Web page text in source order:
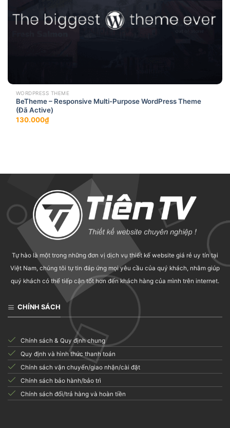
WORDPRESS THEME
BeTheme – Responsive Multi-Purpose WordPress Theme
(Đã Active)
130.000₫
Tự hào là một trong những đơn vị dịch vụ thiết kế website giá rẻ uy tín tại
Việt Nam, chúng tôi tự tin đáp ứng mọi yêu cầu của quý khách, nhằm giúp
quý khách có thể tiếp cận tốt hơn đến khách hàng của mình trên internet.
CHÍNH SÁCH
Chính sách & Quy định chung
Quy định và hình thức thanh toán
Chính sách vận chuyển/giao nhận/cài đặt
Chính sách bảo hành/bảo trì
Chính sách đổi/trả hàng và hoàn tiền